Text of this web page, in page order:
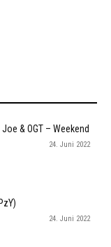
& OGT – Weekend
24. Juni 2022
24. Juni 2022